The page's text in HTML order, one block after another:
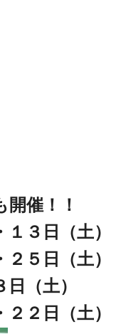
開催！！
３日（土）
５日（土）
（土）
２日（土）